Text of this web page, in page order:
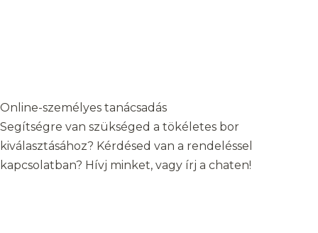
Online-személyes tanácsadás
Segítségre van szükséged a tökéletes bor
kiválasztásához? Kérdésed van a rendeléssel
kapcsolatban? Hívj minket, vagy írj a chaten!